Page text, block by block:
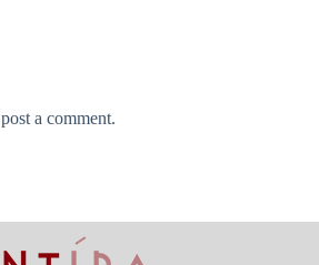
a comment.